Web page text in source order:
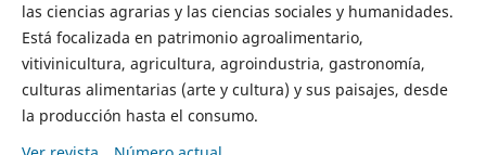
las ciencias agrarias y las ciencias sociales y humanidades.
Está focalizada en patrimonio agroalimentario,
vitivinicultura, agricultura, agroindustria, gastronomía,
culturas alimentarias (arte y cultura) y sus paisajes, desde
la producción hasta el consumo.